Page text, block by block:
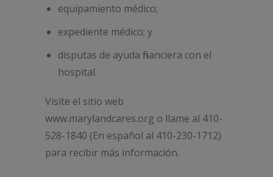
equipamiento médico;
expediente médico; y
disputas de ayuda financiera con el
hospital.
Visite el sitio web
www.marylandcares.org o llame al 410-
528-1840 (En español al 410-230-1712)
para recibir más información.